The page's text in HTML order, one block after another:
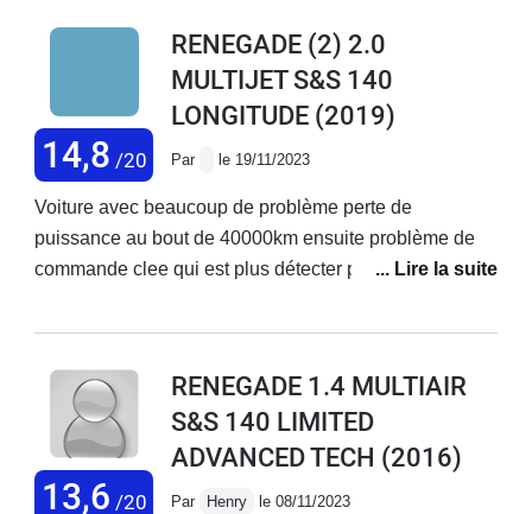
Un véhicule à 35000 € est-il un
véhicule jetable au bout de 8 ans?
C'est une aberration.
14,8 /20
RENEGADE (2) 2.0
MULTIJET S&S 140
LONGITUDE (2019)
Par le 19/11/2023
Voiture avec beaucoup de problème perte de
puissance au bout de 40000km ensuite problème de
commande clee qui est plus détecter par la voiture
13,6 /20
RENEGADE 1.4 MULTIAIR
S&S 140 LIMITED
ADVANCED TECH (2016)
Par Henry le 08/11/2023